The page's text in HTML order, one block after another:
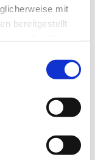
mit
bereitgestellt